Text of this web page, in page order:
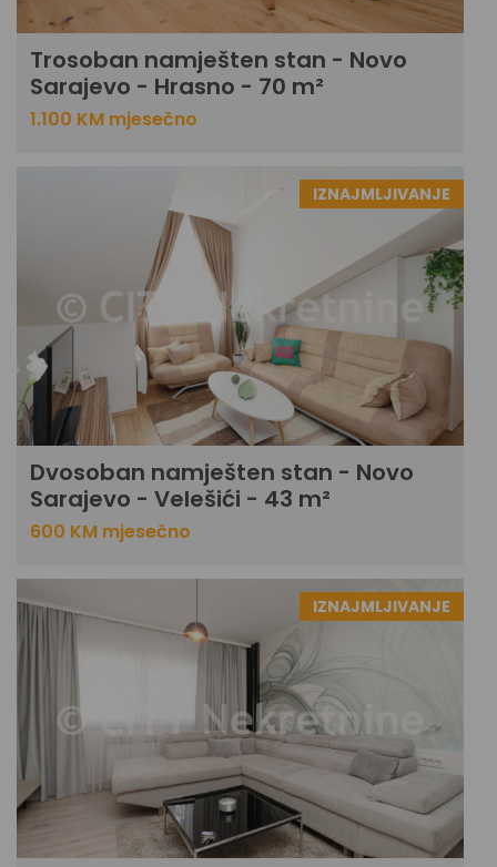
Trosoban namješten stan - Novo
Sarajevo - Hrasno - 70 m²
1.100 KM mjesečno
IZNAJMLJIVANJE
Dvosoban namješten stan - Novo
Sarajevo - Velešići - 43 m²
600 KM mjesečno
IZNAJMLJIVANJE